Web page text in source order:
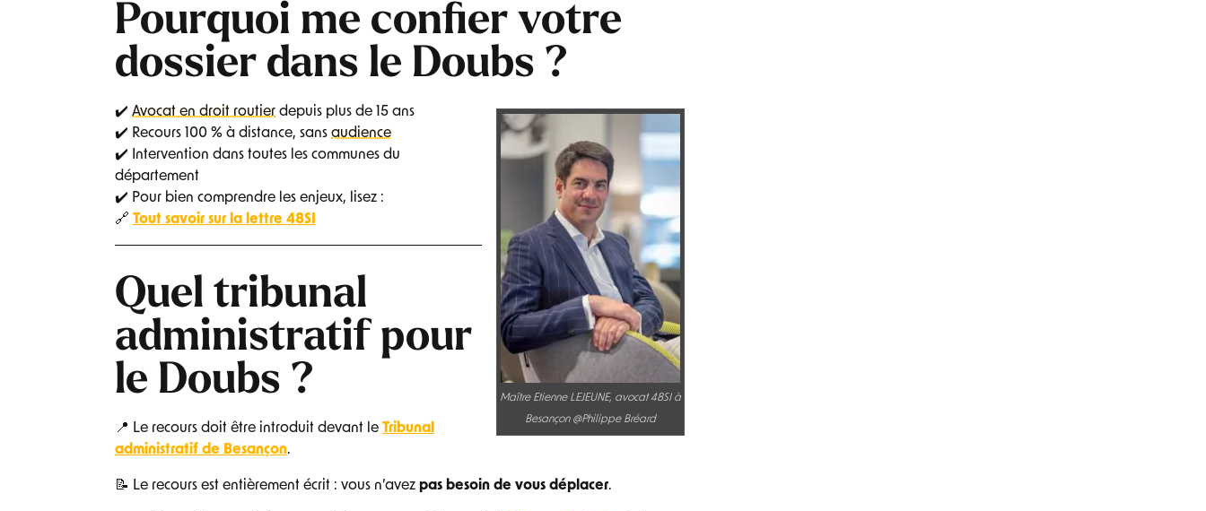
Pourquoi me confier votre
dossier dans le Doubs ?
Maître Etienne LEJEUNE, avocat 48SI à
Besançon @Philippe Bréard
✔️ Avocat en droit routier depuis plus de 15 ans
✔️ Recours 100 % à distance, sans audience
✔️ Intervention dans toutes les communes du
département
✔️ Pour bien comprendre les enjeux, lisez :
🔗 Tout savoir sur la lettre 48SI
Quel tribunal
administratif pour
le Doubs ?
📍 Le recours doit être introduit devant le Tribunal
administratif de Besançon.
📝 Le recours est entièrement écrit : vous n’avez pas besoin de vous déplacer.